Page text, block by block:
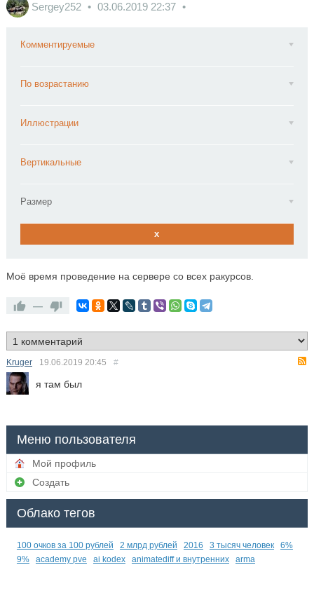
Sergey252 03.06.2019 22:37
Комментируемые
По возрастанию
Иллюстрации
Вертикальные
Размер
x
Моё время проведение на сервере со всех ракурсов.
—
Kruger 19.06.2019 20:45 #
я там был
Меню пользователя
Мой профиль
Создать
Облако тегов
100 очков за 100 рублей 2 млрд рублей 2016 3 тысяч человек
6%
9%
academy pve ai kodex animatediff и внутренних arma